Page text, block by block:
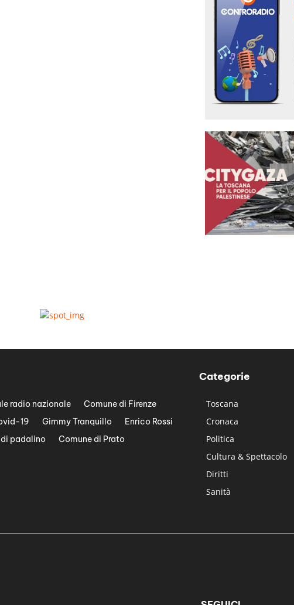
radio nazionale
Comune di Firenze
19 Gimmy Tranquillo
Enrico Rossi
padalino
Comune di Prato
Categorie
Toscana
Cronaca
Politica
Cultura & Spettacolo
Diritti
Sanità